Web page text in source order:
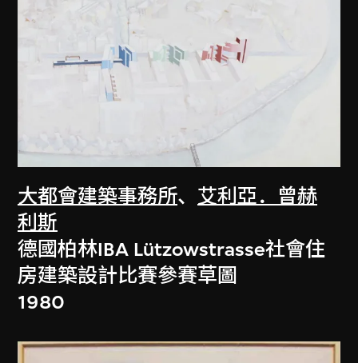
大都會建築事務所、 艾利亞．曾赫
利斯
德國柏林IBA Lützowstrasse社會住
房建築設計比賽參賽草圖
1980